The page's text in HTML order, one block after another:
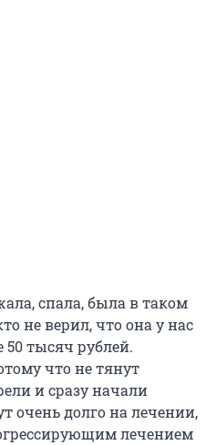
спала, была в таком
не верил, что она у нас
50 тысяч рублей.
что не тянут
и сразу начали
очень долго на лечении,
лечением